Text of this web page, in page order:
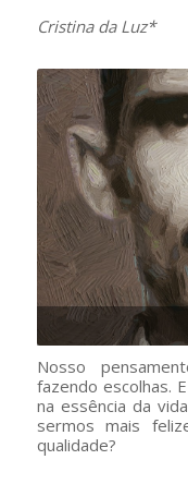
Cristina da Luz*
Nosso
fazendo escolhas.
na essência da
sermos mais
qualidade?